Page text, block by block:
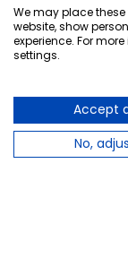
We may place
website, show
experience. For
settings.
Accept
No,